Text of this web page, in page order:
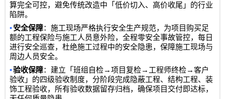
算完全可控，避免传统改造中「低价切入、高价收尾」的行业
陷阱。
•安全保障：施工现场严格执行安全生产规范，为项目购买足
额的工程保险与施工人员意外险，全程零安全事故管控，每日
进行安全巡查，杜绝施工过程中的安全隐患，保障施工现场与
周边人员安全。
•验收保障：建立「班组自检→项目复检→ 工程师终检→客户
验收」的四级验收制度，分阶段完成隐蔽工程、结构工程、装
饰工程验收，所有验收数据留存归档，确保项目交付即达标，